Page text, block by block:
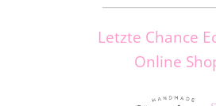
Letzte Chance
Online